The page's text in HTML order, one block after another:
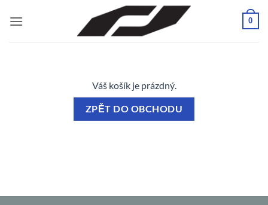
0
Váš košík je prázdný.
ZPĚT DO OBCHODU